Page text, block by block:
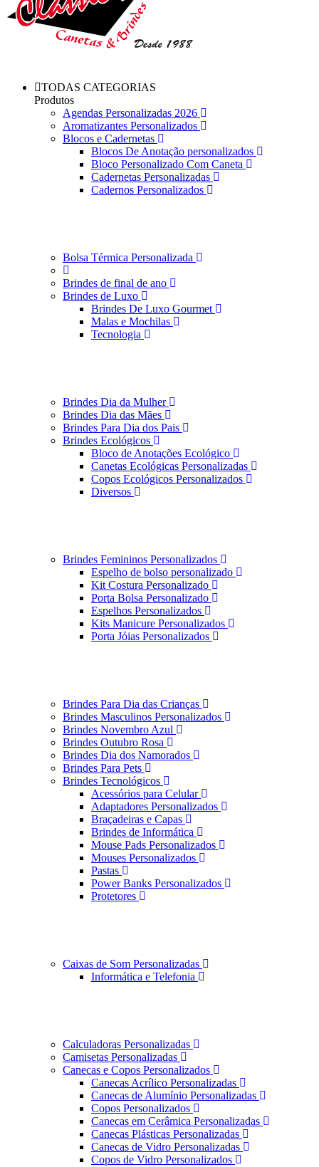
TODAS CATEGORIAS
Produtos
Agendas Personalizadas 2026
Aromatizantes Personalizados
Blocos e Cadernetas
Blocos De Anotação personalizados
Bloco Personalizado Com Caneta
Cadernetas Personalizadas
Cadernos Personalizados
Bolsa Térmica Personalizada
Brindes de final de ano
Brindes de Luxo
Brindes De Luxo Gourmet
Malas e Mochilas
Tecnologia
Brindes Dia da Mulher
Brindes Dia das Mães
Brindes Para Dia dos Pais
Brindes Ecológicos
Bloco de Anotações Ecológico
Canetas Ecológicas Personalizadas
Copos Ecológicos Personalizados
Diversos
Brindes Femininos Personalizados
Espelho de bolso personalizado
Kit Costura Personalizado
Porta Bolsa Personalizado
Espelhos Personalizados
Kits Manicure Personalizados
Porta Jóias Personalizados
Brindes Para Dia das Crianças
Brindes Masculinos Personalizados
Brindes Novembro Azul
Brindes Outubro Rosa
Brindes Dia dos Namorados
Brindes Para Pets
Brindes Tecnológicos
Acessórios para Celular
Adaptadores Personalizados
Braçadeiras e Capas
Brindes de Informática
Mouse Pads Personalizados
Mouses Personalizados
Pastas
Power Banks Personalizados
Protetores
Caixas de Som Personalizadas
Informática e Telefonia
Calculadoras Personalizadas
Camisetas Personalizadas
Canecas e Copos Personalizados
Canecas Acrílico Personalizadas
Canecas de Alumínio Personalizadas
Copos Personalizados
Canecas em Cerâmica Personalizadas
Canecas Plásticas Personalizadas
Canecas de Vidro Personalizadas
Copos de Vidro Personalizados